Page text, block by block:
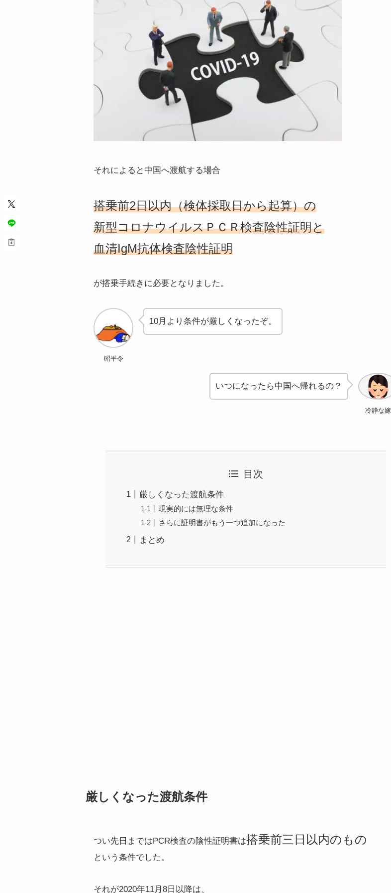
それによると中国へ渡航する場合
搭乗前2日以内（検体採取日から起算）の
新型コロナウイルスＰＣＲ検査陰性証明と
血清IgM抗体検査陰性証明
が搭乗手続きに必要となりました。
昭平令
10月より条件が厳しくなったぞ。
冷静な嫁
いつになったら中国へ帰れるの？
目次
厳しくなった渡航条件
現実的には無理な条件
さらに証明書がもう一つ追加になった
まとめ
厳しくなった渡航条件
つい先日まではPCR検査の陰性証明書は搭乗前三日以内のもの
という条件でした。
それが2020年11月8日以降は、